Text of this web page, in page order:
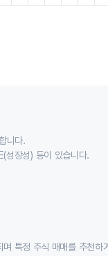
니다.
성장성) 등이 있습니다.
특정 주식 매매를 추천